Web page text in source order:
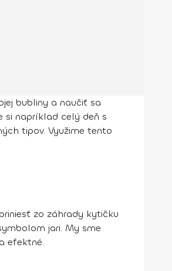
bubliny a naučiť sa
si napríklad celý deň s
tipov. Využime tento
zo záhrady kytičku
jari. My sme
efektné.